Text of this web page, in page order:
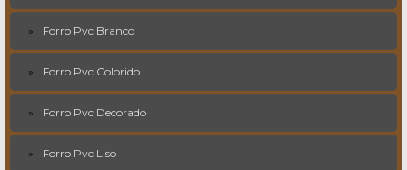
Forro Pvc Branco
Forro Pvc Colorido
Forro Pvc Decorado
Forro Pvc Liso